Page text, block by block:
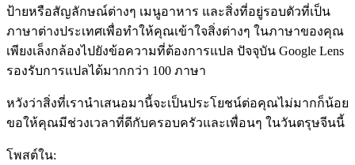
ป้ายหรือสัญลักษณ์ต่างๆ เมนูอาหาร และสิ่งที่อยู่รอบตัวที่เป็น
ภาษาต่างประเทศเพื่อทำให้คุณเข้าใจสิ่งต่างๆ ในภาษาของคุณ
เพียงเล็งกล้องไปยังข้อความที่ต้องการแปล ปัจจุบัน Google Lens
รองรับการแปลได้มากกว่า 100 ภาษา
หวังว่าสิ่งที่เรานำเสนอมานี้จะเป็นประโยชน์ต่อคุณไม่มากก็น้อย
ขอให้คุณมีช่วงเวลาที่ดีกับครอบครัวและเพื่อนๆ ในวันตรุษจีนนี้
โพสต์ใน: